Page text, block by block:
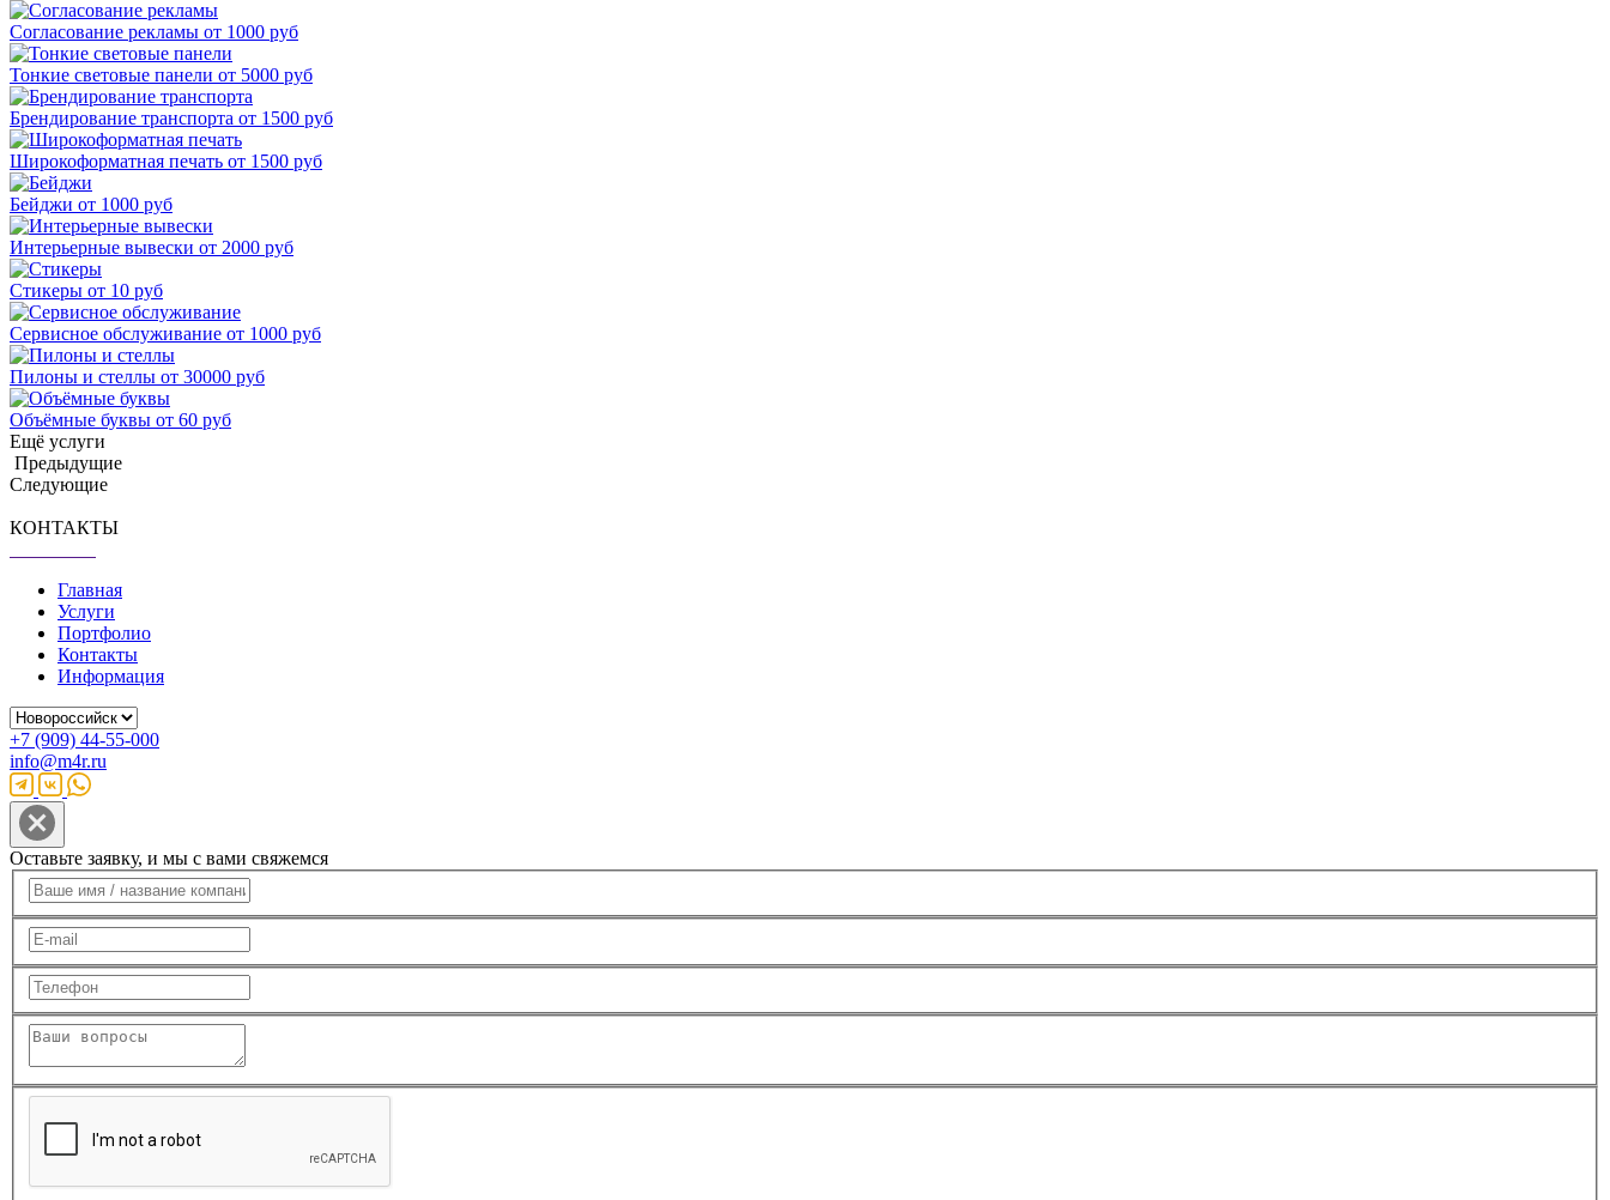
Согласование рекламы от 1000 руб
Тонкие световые панели от 5000 руб
Брендирование транспорта от 1500 руб
Широкоформатная печать от 1500 руб
Бейджи от 1000 руб
Интерьерные вывески от 2000 руб
Стикеры от 10 руб
Сервисное обслуживание от 1000 руб
Пилоны и стеллы от 30000 руб
Объёмные буквы от 60 руб
Ещё услуги
Предыдущие
Следующие
КОНТАКТЫ
Главная
Услуги
Портфолио
Контакты
Информация
+7 (909) 44-55-000
info@m4r.ru
Оставьте заявку, и мы с вами свяжемся